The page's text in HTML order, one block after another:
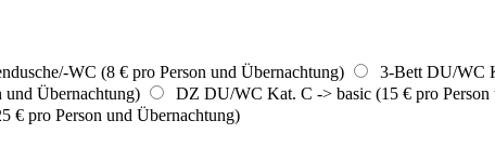
WC (8 € pro Person und Übernachtung)
3-Bett DU/WC
Übernachtung)
DZ DU/WC Kat. C -> basic (15 € pro Person
€ pro Person und Übernachtung)